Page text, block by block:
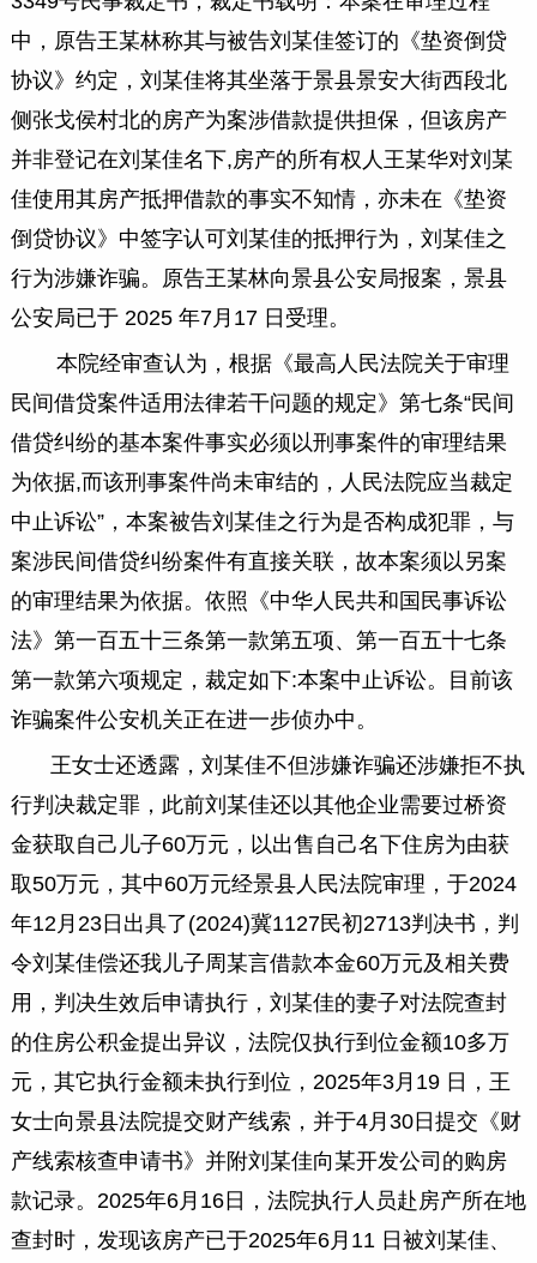
中，原告王某林称其与被告刘某佳签订的《垫资倒贷
协议》约定，刘某佳将其坐落于景县景安大街西段北
侧张戈侯村北的房产为案涉借款提供担保，但该房产
并非登记在刘某佳名下,房产的所有权人王某华对刘某
佳使用其房产抵押借款的事实不知情，亦未在《垫资
倒贷协议》中签字认可刘某佳的抵押行为，刘某佳之
行为涉嫌诈骗。原告王某林向景县公安局报案，景县
公安局已于 2025 年7月17 日受理。
本院经审查认为，根据《最高人民法院关于审理
民间借贷案件适用法律若干问题的规定》第七条“民间
借贷纠纷的基本案件事实必须以刑事案件的审理结果
为依据,而该刑事案件尚未审结的，人民法院应当裁定
中止诉讼”，本案被告刘某佳之行为是否构成犯罪，与
案涉民间借贷纠纷案件有直接关联，故本案须以另案
的审理结果为依据。依照《中华人民共和国民事诉讼
法》第一百五十三条第一款第五项、第一百五十七条
第一款第六项规定，裁定如下:本案中止诉讼。目前该
诈骗案件公安机关正在进一步侦办中。
王女士还透露，刘某佳不但涉嫌诈骗还涉嫌拒不执
行判决裁定罪，此前刘某佳还以其他企业需要过桥资
金获取自己儿子60万元，以出售自己名下住房为由获
取50万元，其中60万元经景县人民法院审理，于2024
年12月23日出具了(2024)冀1127民初2713判决书，判
令刘某佳偿还我儿子周某言借款本金60万元及相关费
用，判决生效后申请执行，刘某佳的妻子对法院查封
的住房公积金提出异议，法院仅执行到位金额10多万
元，其它执行金额未执行到位，2025年3月19 日，王
女士向景县法院提交财产线索，并于4月30日提交《财
产线索核查申请书》并附刘某佳向某开发公司的购房
款记录。2025年6月16日，法院执行人员赴房产所在地
查封时，发现该房产已于2025年6月11 日被刘某佳、